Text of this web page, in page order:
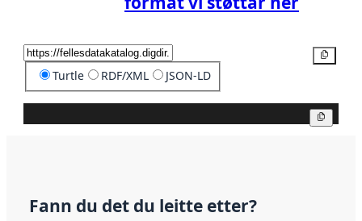
Turtle RDF/XML JSON-LD
Fann du det du leitte etter?